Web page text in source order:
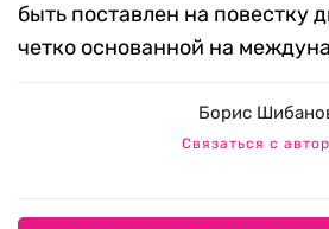
быть поставлен на повестку
четко основанной на
Борис
Связаться с